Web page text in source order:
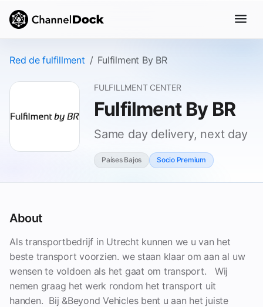
Red de fulfillment Fulfilment By BR
FULFILLMENT CENTER
Fulfilment By BR
Same day delivery, next day
Países Bajos Socio Premium
About
Als transportbedrijf in Utrecht kunnen we u van het
beste transport voorzien. we staan klaar om aan al uw
wensen te voldoen als het gaat om transport. Wij
nemen graag het werk rondom het transport uit
handen. Bij &Beyond Vehicles bent u aan het juiste